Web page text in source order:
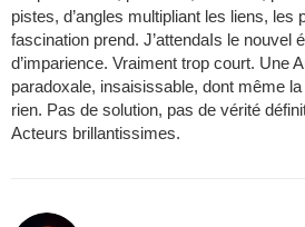
pistes, d’angles multipliant les liens, les
fascination prend. J’attendaIs le nouvel
d’imparience. Vraiment trop court. Une
paradoxale, insaisissable, dont même
rien. Pas de solution, pas de vérité
Acteurs brillantissimes.